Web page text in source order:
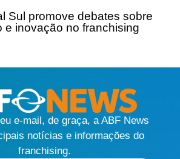
Sul promove debates sobre
e inovação no franchising
e-mail, de graça, a ABF News
notícias e informações do
franchising.